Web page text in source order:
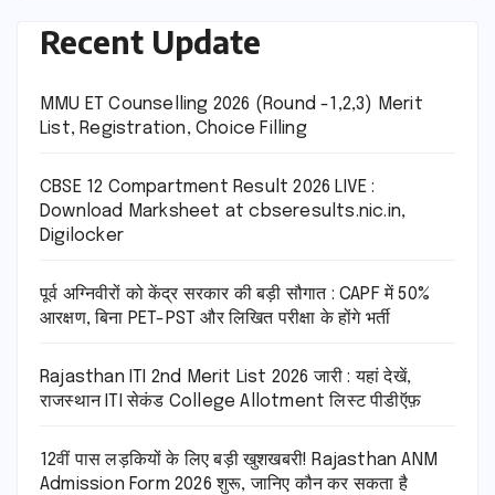
Recent Update
MMU ET Counselling 2026 (Round -1,2,3) Merit
List, Registration, Choice Filling
CBSE 12 Compartment Result 2026 LIVE :
Download Marksheet at cbseresults.nic.in,
Digilocker
पूर्व अग्निवीरों को केंद्र सरकार की बड़ी सौगात : CAPF में 50%
आरक्षण, बिना PET-PST और लिखित परीक्षा के होंगे भर्ती
Rajasthan ITI 2nd Merit List 2026 जारी : यहां देखें,
राजस्थान ITI सेकंड College Allotment लिस्ट पीडीऍफ़
12वीं पास लड़कियों के लिए बड़ी खुशखबरी! Rajasthan ANM
Admission Form 2026 शुरू, जानिए कौन कर सकता है